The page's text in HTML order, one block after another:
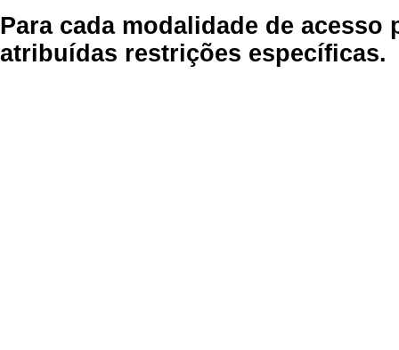
Para cada modalidade de
atribuídas restrições específicas.